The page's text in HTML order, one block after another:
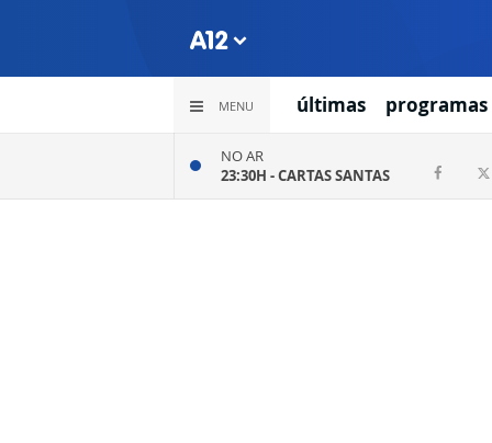
MENU últimas programas
NO AR
23:30H -CARTAS SANTAS